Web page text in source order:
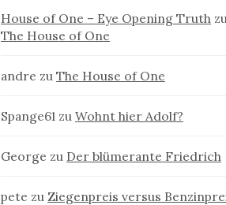
House of One – Eye Opening Truth zu
The House of One
andre zuThe House of One
Spange61 zuWohnt hier Adolf?
George zu Der blümerante Friedrich
pete zu Ziegenpreis versus